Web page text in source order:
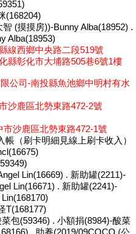
(168204)
(摸摸房))-Bunny Alba(18952) .
Alba(18953)
線西鄉中央路二段519號
縣彰化市大埔路505巷6號1樓
公司-南投縣魚池鄉中明村有水
沙鹿區北勢東路472-2號
市沙鹿區北勢東路472-1號
帳（刷卡明細見線上刷卡收入）
Lin(16669) . 新助罐(2211)-
Lin(16671) . 新助罐(2241)-
T(168177)
包(59346) . 小額捐(8984)-酸菜